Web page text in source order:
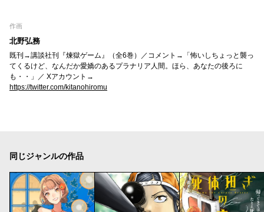
作画
北野弘務
既刊→講談社刊『煉獄ゲーム』（全6巻）／コメント→「怖いしちょっと襲っ
てくるけど、なんだか愛嬌のあるプラナリア人間。ほら、あなたの後ろに
も・・」／ Xアカウント→
https://twitter.com/kitanohiromu
同じジャンルの作品